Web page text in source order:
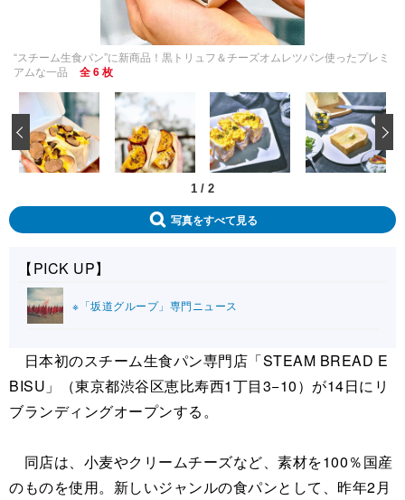
“スチーム生食パン”に新商品！黒トリュフ＆チーズオムレツパン使ったプレミ
アムな一品
全 6 枚
1 / 2
‹
写真をすべて見る
【PICK UP】
※「坂道グループ」専門ニュース
日本初のスチーム生食パン専門店「STEAM BREAD E
BISU」（東京都渋谷区恵比寿西1丁目3−10）が14日にリ
ブランディングオープンする。
同店は、小麦やクリームチーズなど、素材を100％国産
のものを使用。新しいジャンルの食パンとして、昨年2月